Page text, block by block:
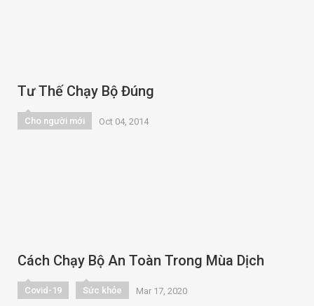
Tư Thế Chạy Bộ Đúng
Cho người mới Oct 04, 2014
Cách Chạy Bộ An Toàn Trong Mùa Dịch
Covid-19 Sức khỏe Mar 17, 2020